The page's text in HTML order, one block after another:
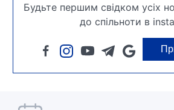
Будьте першим свідком усіх
до спільноти в